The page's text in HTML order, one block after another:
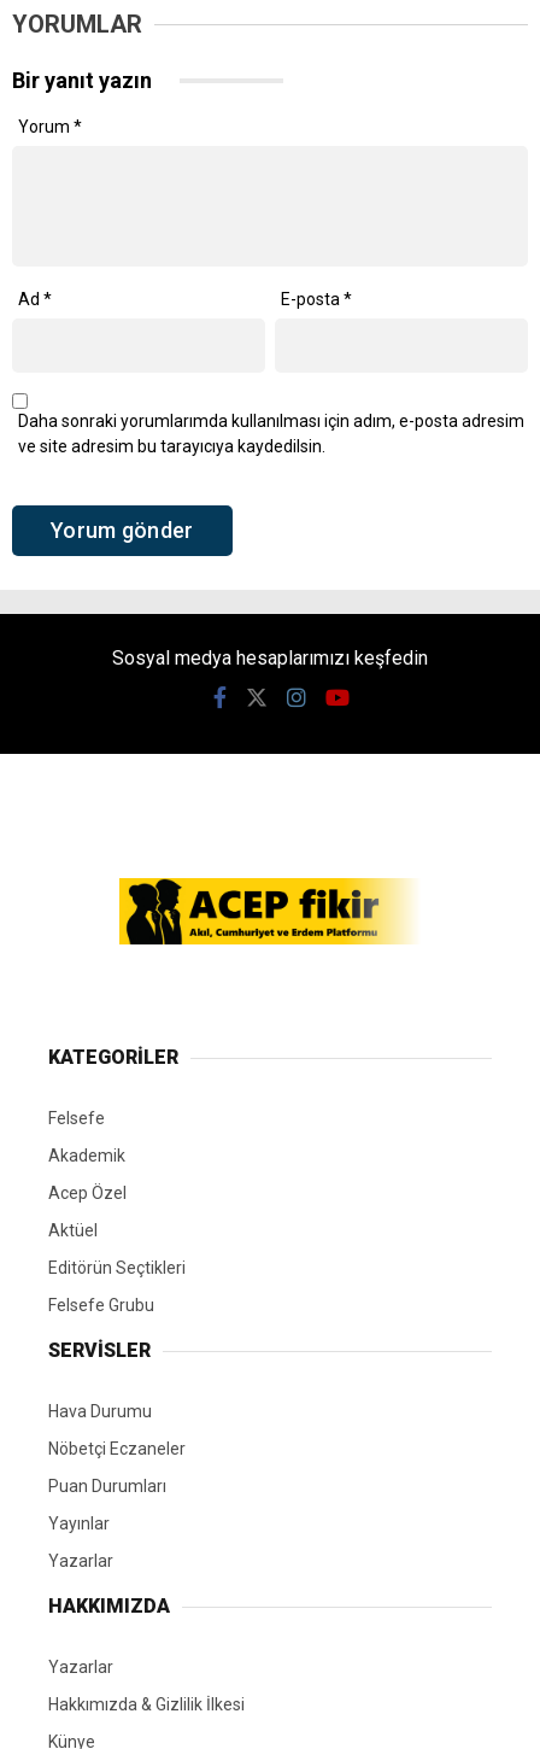
YORUMLAR
Bir yanıt yazın
Yorum *
Ad * E-posta*
Daha sonraki yorumlarımda kullanılması için adım, e-posta adresim
ve site adresim bu tarayıcıya kaydedilsin.
Sosyal medya hesaplarımızı keşfedin
KATEGORİLER
Felsefe
Akademik
Acep Özel
Aktüel
Editörün Seçtikleri
Felsefe Grubu
SERVİSLER
Hava Durumu
Nöbetçi Eczaneler
Puan Durumları
Yayınlar
Yazarlar
HAKKIMIZDA
Yazarlar
Hakkımızda & Gizlilik İlkesi
Künye